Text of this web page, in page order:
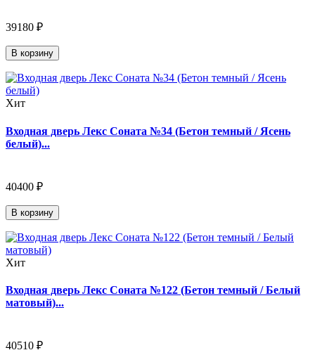
39180 ₽
В корзину
Хит
Входная дверь Лекс Соната №34 (Бетон темный / Ясень
белый)...
40400 ₽
В корзину
Хит
Входная дверь Лекс Соната №122 (Бетон темный / Белый
матовый)...
40510 ₽